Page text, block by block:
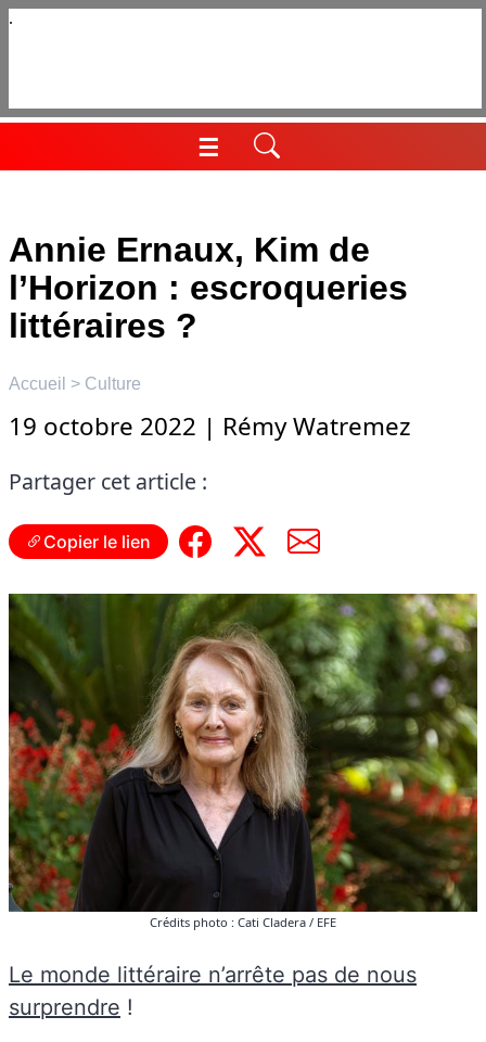
Aller
☰
Menu
Annie Ernaux, Kim de
l’Horizon : escroqueries
littéraires ?
Accueil > Culture
19 octobre 2022 | Rémy Watremez
Partager cet article :
Copier le lien
Crédits photo : Cati Cladera / EFE
Le monde littéraire n’arrête pas de nous
surprendre !